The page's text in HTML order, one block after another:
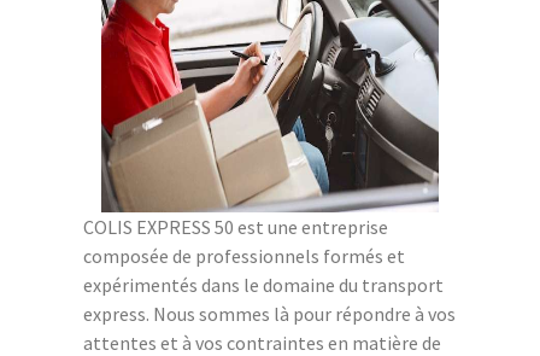
COLIS EXPRESS 50 est une entreprise
composée de professionnels formés et
expérimentés dans le domaine du transport
express. Nous sommes là pour répondre à vos
attentes et à vos contraintes en matière de